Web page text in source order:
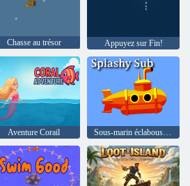
Chasse au trésor Appuyez sur Fin!
Aventure Corail Sous-marin éclaboussant